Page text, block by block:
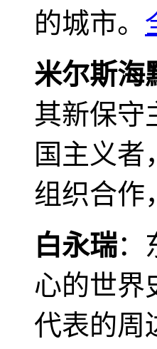
的城市。
米尔斯海
其新保守
国主义者
组织合作
白永瑞：
心的世界
代表的周